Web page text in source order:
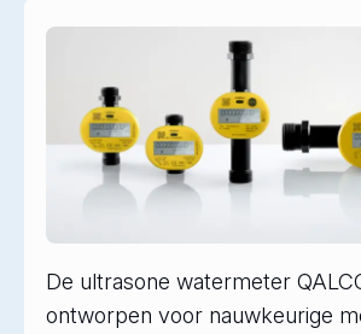
De ultrasone watermeter
ontworpen voor nauwkeurige